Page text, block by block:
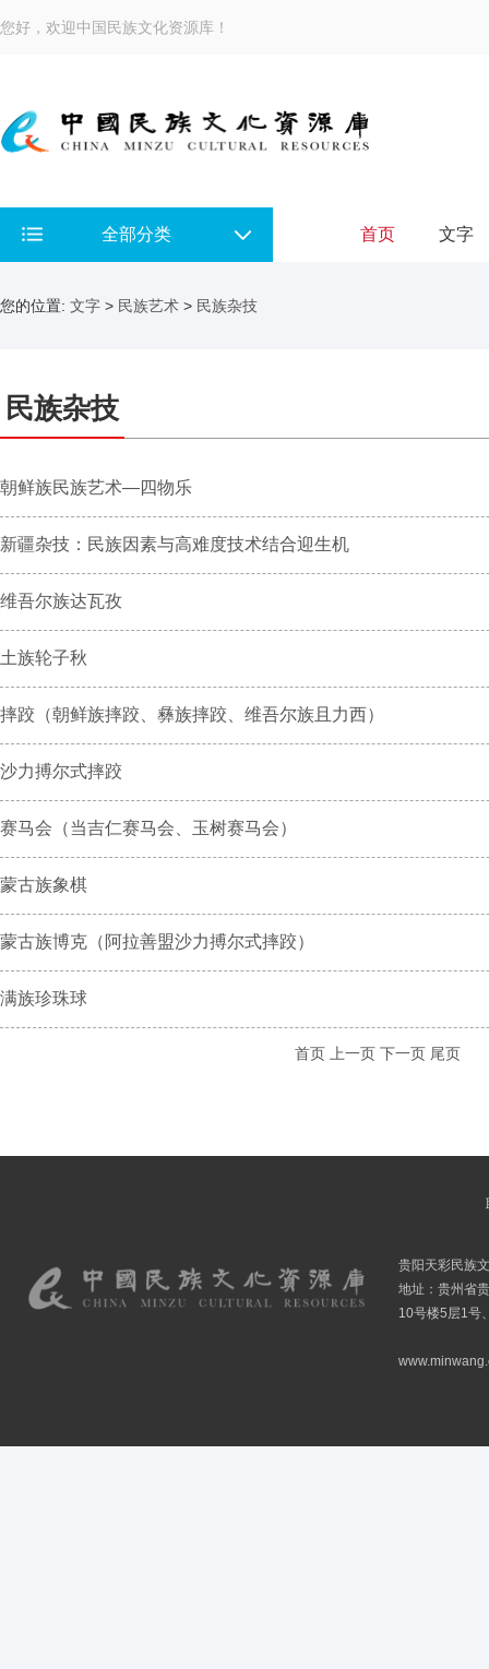
您好，欢迎中国民族文化资源库！
全部分类 首页 文字
您的位置: 文字 > 民族艺术 > 民族杂技
民族杂技
朝鲜族民族艺术—四物乐
新疆杂技：民族因素与高难度技术结合迎生机
维吾尔族达瓦孜
土族轮子秋
摔跤（朝鲜族摔跤、彝族摔跤、维吾尔族且力西）
沙力搏尔式摔跤
赛马会（当吉仁赛马会、玉树赛马会）
蒙古族象棋
蒙古族博克（阿拉善盟沙力搏尔式摔跤）
满族珍珠球
首页 上一页 下一页 尾页
贵阳天彩民族
地址：贵州省
10号楼5层1号